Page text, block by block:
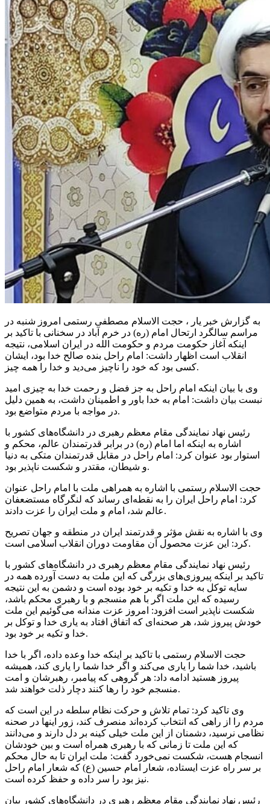
به گزارش خبر یار ، حجت الاسلام مصطفی رستمی امروز شنبه در
مراسم سالگرد ارتحال امام (ره) در خرم آباد در سخنانی با تاکید بر
اینکه آغاز حکومت مردم و حکومت الله در ایران اسلامی، نتیجه
انقلاب است اظهار داشت: امام راحل بنده صالح خدا بود، ایشان
کسی بود که خود را ناچیز می‌دید و خدا را همه چیز.
وی با بیان اینکه امام راحل به جز فضل و رحمت خدا به چیزی امید
نبست بیان داشت: امام به خدا باور و اطمینان داشت، به همین دلیل
در مواجه با مردم متواضع بود.
رئیس نهاد نمایندگی مقام معظم رهبری در دانشگاه‌های کشور با
اشاره به اینکه اما امام (ره) در برابر قدرتمندان عالم، محکم و
استوار بود عنوان کرد: امام راحل در مقابل قدرتمندان متکی به دنیا
و شیطان، مقتدر و شکست ناپذیر بود.
حجت الاسلام رستمی با اشاره به همراهی ملت با امام راحل عنوان
کرد: امام راحل ایران را به نقطه‌ای رساند که لنگرگاه مستضعفان
عالم شد، امام و ملت ایران را عزت دادند.
وی با اشاره به نقش مؤثر و قدرتمند ایران در منطقه و جهان تصریح
کرد: این عزت محصول آن مقاومت دوران انقلاب اسلامی است.
رئیس نهاد نمایندگی مقام معظم رهبری در دانشگاه‌های کشور با
تاکید بر اینکه پیروزی‌های بزرگی که این ملت به دست آورده همه در
سایه توکل به خدا و تکیه بر خود بوده است و دشمن به این نتیجه
رسیده که این ملت اگر با هم منسجم و با رهبری محکم باشد،
شکست ناپذیر است افزود: امروز عزت مندانه می‌گوئیم این ملت
خودش پیروز شد، هر صحنه‌ای که اتفاق افتاد به یاری خدا و توکل بر
خدا و تکیه بر خود بود.
حجت الاسلام رستمی با تاکید بر اینکه خدا وعده داده، اگر با خدا
باشید، خدا شما را یاری می‌کند و اگر خدا شما را یاری کند، همیشه
پیروز هستید ادامه داد: هر گروهی که پیامبر، رهبرشان و امت
منسجم خود را رها کنند دچار ذلت خواهند شد.
وی تاکید کرد: تمام تلاش و حرکت نظام سلطه در این است که
مردم را از راهی که انتخاب کرده‌اند منصرف کند، زور اینها در صحنه
نظامی نرسید، دشمنان از این ملت خیلی کینه بر دل دارند و می‌دانند
که این ملت تا زمانی که با رهبری همراه است و بین خودشان
انسجام هست، شکست نمی‌خورد گفت: ملت ایران تا به حال محکم
بر سر راه عزت ایستاده، شعار امام حسین (ع) که شعار امام راحل
نیز بود را سر داده و حفظ کرده است.
رئیس نهاد نمایندگی مقام معظم رهبری در دانشگاه‌های کشور بیان